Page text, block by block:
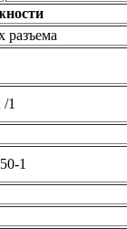
разъема
1
1